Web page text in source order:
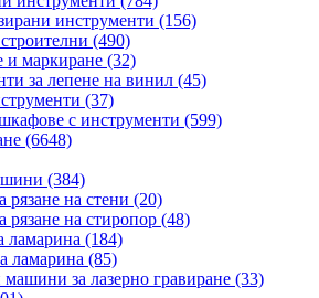
инструменти (156)
(490)
и маркиране (32)
за лепене на винил (45)
(37)
с инструменти (599)
(6648)
(384)
на стени (20)
на стиропор (48)
ламарина (184)
ламарина (85)
за лазерно гравиране (33)